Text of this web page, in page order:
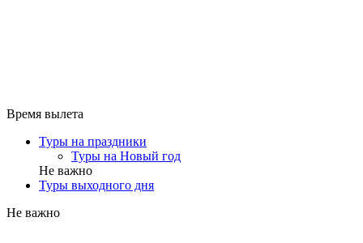
Время вылета
Туры на праздники
Туры на Новый год
Не важно
Туры выходного дня
Не важно